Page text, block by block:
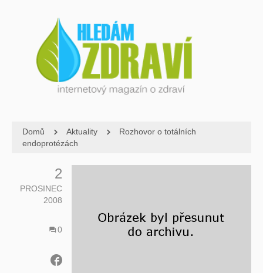
Domů Aktuality
Rozhovor o totálních
endoprotézách
2
PROSINEC
2008
0